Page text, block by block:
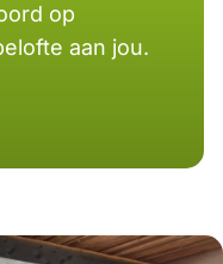
op
aan jou.